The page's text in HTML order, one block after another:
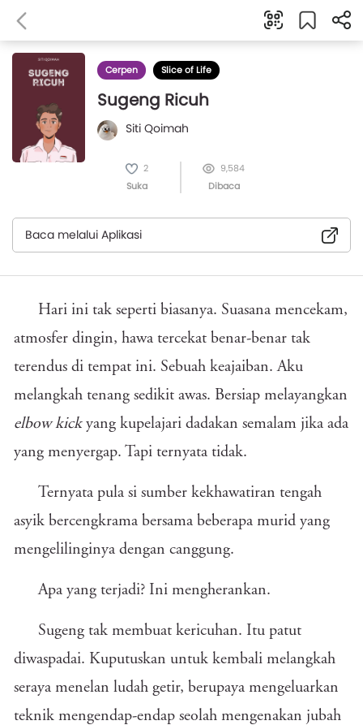
Cerpen Slice of Life
Sugeng Ricuh
Siti Qoimah
2
Suka
9,584
Dibaca
Baca melalui Aplikasi
Hari ini tak seperti biasanya. Suasana mencekam,
atmosfer dingin, hawa tercekat benar-benar tak
terendus di tempat ini. Sebuah keajaiban. Aku
melangkah tenang sedikit awas. Bersiap melayangkan
elbow kickyang kupelajari dadakan semalam jika ada
yang menyergap. Tapi ternyata tidak.
Ternyata pula si sumber kekhawatiran tengah
asyik bercengkrama bersama beberapa murid yang
mengelilinginya dengan canggung.
Apa yang terjadi? Ini mengherankan.
Sugeng tak membuat kericuhan. Itu patut
diwaspadai. Kuputuskan untuk kembali melangkah
seraya menelan ludah getir, berupaya mengeluarkan
teknik mengendap-endap seolah mengenakan jubah